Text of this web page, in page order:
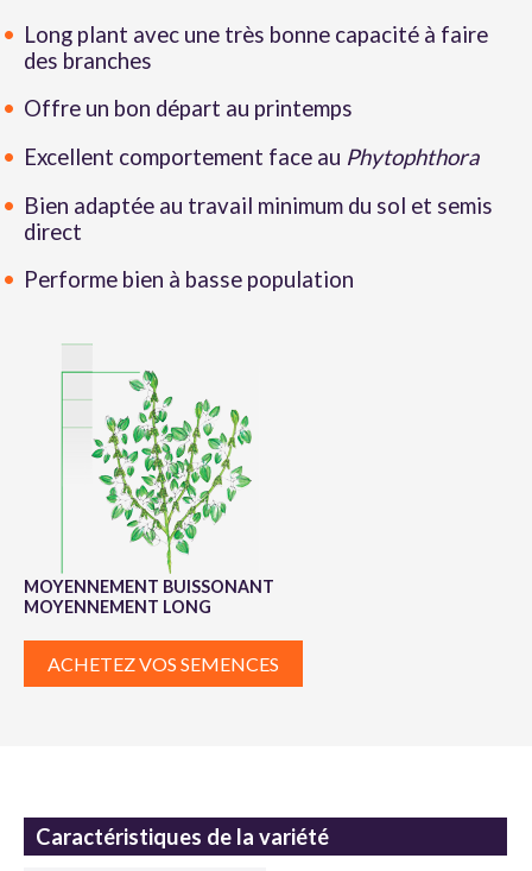
Long plant avec une très bonne capacité à faire
des branches
Offre un bon départ au printemps
Excellent comportement face au Phytophthora
Bien adaptée au travail minimum du sol et semis
direct
Performe bien à basse population
MOYENNEMENT BUISSONANT
MOYENNEMENT LONG
ACHETEZ VOS SEMENCES
Caractéristiques de la variété